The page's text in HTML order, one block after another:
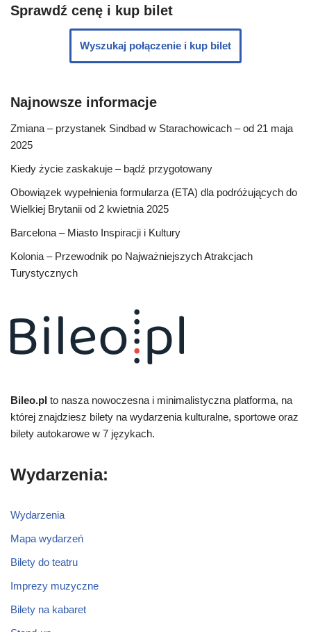
Sprawdź cenę i kup bilet
Wyszukaj połączenie i kup bilet
Najnowsze informacje
Zmiana – przystanek Sindbad w Starachowicach – od 21 maja
2025
Kiedy życie zaskakuje – bądź przygotowany
Obowiązek wypełnienia formularza (ETA) dla podróżujących do
Wielkiej Brytanii od 2 kwietnia 2025
Barcelona – Miasto Inspiracji i Kultury
Kolonia – Przewodnik po Najważniejszych Atrakcjach
Turystycznych
Bileo.pl to nasza nowoczesna i minimalistyczna platforma, na
której znajdziesz bilety na wydarzenia kulturalne, sportowe oraz
bilety autokarowe w 7 językach.
Wydarzenia:
Wydarzenia
Mapa wydarzeń
Bilety do teatru
Imprezy muzyczne
Bilety na kabaret